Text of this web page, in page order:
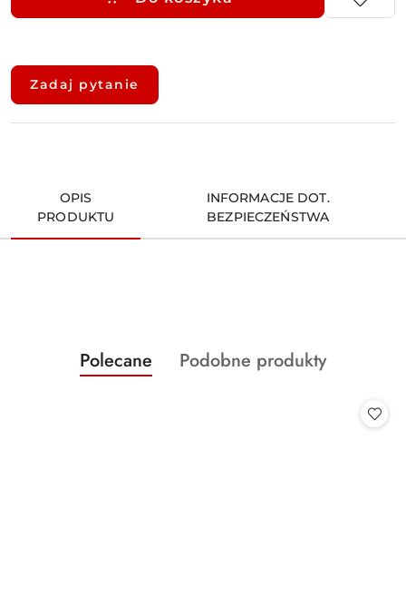
Dostępność
dostawa
Zadaj pytanie
OPIS
PRODUKTU
INFORMACJE DOT.
BEZPIECZEŃSTWA
Pomiń karuzelę produktów
Produkty
o
Polecane
Produkty
Podobne produkty